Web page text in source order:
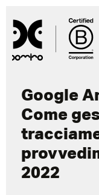
Google
Come
2022